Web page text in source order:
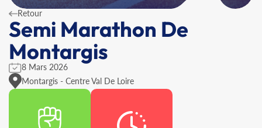
Retour
Semi Marathon De
Montargis
8 Mars 2026
Montargis - Centre Val De Loire